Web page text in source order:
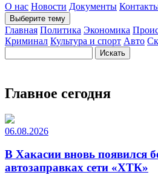
О нас Новости Документы
Выберите тему
Главная Политика Экономика
Криминал Культура и спорт Авто
Главное сегодня
06.08.2026
В Хакасии вновь появился
автозаправках сети «ХТК»